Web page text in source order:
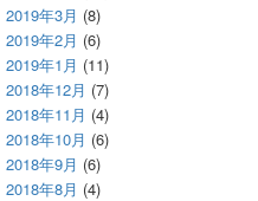
2019年3月 (8)
2019年2月 (6)
2019年1月 (11)
2018年12月 (7)
2018年11月 (4)
2018年10月 (6)
2018年9月 (6)
2018年8月 (4)